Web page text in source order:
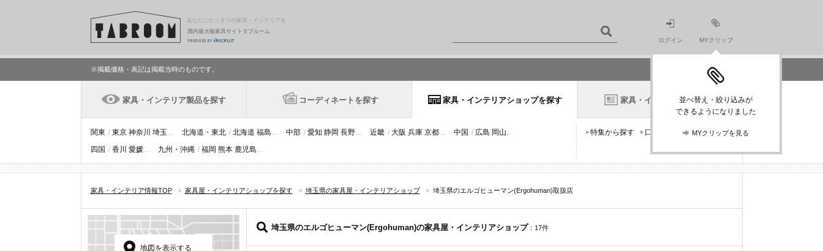
あなたにピッタリの家具・インテリアを
国内最大級家具サイトタブルーム
ログイン MYクリップ
並べ替え・絞り込みが
できるようになりました
MYクリップを見る
※掲載価格・表記は掲載当時のものです。
家具・インテリア製品を探す コーディネートを探す 家具・インテリアショップを探す 家具・インテリアニュース
関東 / 東京 神奈川 埼玉... 北海道・東北 / 北海道 福島... 中部 / 愛知 静岡 長野... 近畿 / 大阪 兵庫 京都... 中国 / 広島 岡山...
四国 / 香川 愛媛... 九州・沖縄 / 福岡 熊本 鹿児島...
特集から探す 口コミから探す
家具・インテリア情報TOP > 家具屋・インテリアショップを探す > 埼玉県の家具屋・インテリアショップ > 埼玉県のエルゴヒューマン(Ergohuman)取扱店
地図を表示する
埼玉県のエルゴヒューマン(Ergohuman)の家具屋・インテリアショップ：17件